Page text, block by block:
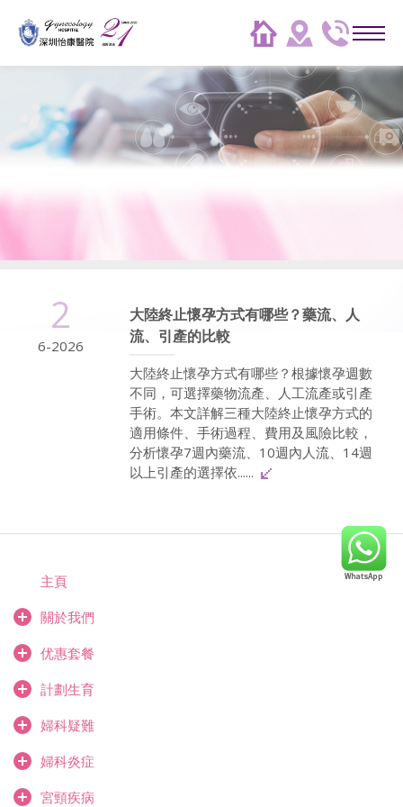
2
6-2026
大陸終止懷孕方式有哪些？藥流、人
流、引產的比較
大陸終止懷孕方式有哪些？根據懷孕週數
不同，可選擇藥物流產、人工流產或引產
手術。本文詳解三種大陸終止懷孕方式的
適用條件、手術過程、費用及風險比較，
分析懷孕7週內藥流、10週內人流、14週
以上引產的選擇依......
主頁
關於我們
优惠套餐
計劃生育
婦科疑難
婦科炎症
宮頸疾病